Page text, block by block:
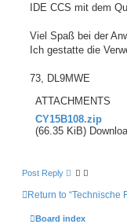
IDE CCS mit dem
Viel Spaß bei der
Ich gestatte die
73, DL9MWE
ATTACHMENTS
CY15B108.zip
(66.35 KiB)
Post Reply
Return to “Technische
Board index